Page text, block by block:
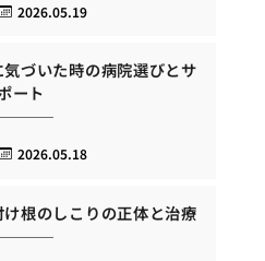
2026.05.19
づいた時の病院選びとサ
ート
2026.05.18
根のしこりの正体と治療